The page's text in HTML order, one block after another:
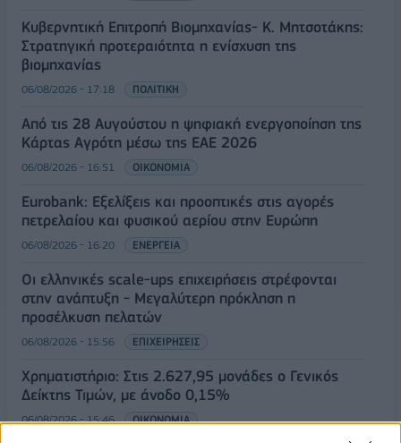
Κυβερνητική Επιτροπή Βιομηχανίας- Κ. Μητσοτάκης:
Στρατηγική προτεραιότητα η ενίσχυση της
βιομηχανίας
06/08/2026 - 17:18 ΠΟΛΙΤΙΚΗ
Από τις 28 Αυγούστου η ψηφιακή ενεργοποίηση της
Κάρτας Αγρότη μέσω της ΕΑΕ 2026
06/08/2026 - 16:51 ΟΙΚΟΝΟΜΙΑ
Eurobank: Εξελίξεις και προοπτικές στις αγορές
πετρελαίου και φυσικού αερίου στην Ευρώπη
06/08/2026 - 16:20 ΕΝΕΡΓΕΙΑ
Οι ελληνικές scale-ups επιχειρήσεις στρέφονται
στην ανάπτυξη - Μεγαλύτερη πρόκληση η
προσέλκυση πελατών
06/08/2026 - 15:56 ΕΠΙΧΕΙΡΗΣΕΙΣ
Χρηματιστήριο: Στις 2.627,95 μονάδες ο Γενικός
Δείκτης Τιμών, με άνοδο 0,15%
06/08/2026 - 15:46 ΟΙΚΟΝΟΜΙΑ